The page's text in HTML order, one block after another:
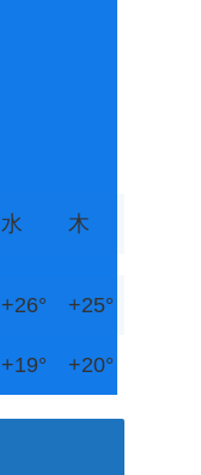
水 木
+26° +25°
+19° +20°